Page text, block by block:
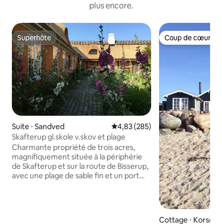
plus encore.
Superhôte
Superhôte
Suite ⋅ Sandved Évaluation moyenne sur la
4,83 (285)
Skafterup gl.skole v.skov et plage
Charmante propriété de trois acres,
magnifiquement située à la périphérie
de Skafterup et sur la route de Bisserup,
avec une plage de sable fin et un port
Coup de cœur
Coup de cœur
Cottage ⋅ Korsør